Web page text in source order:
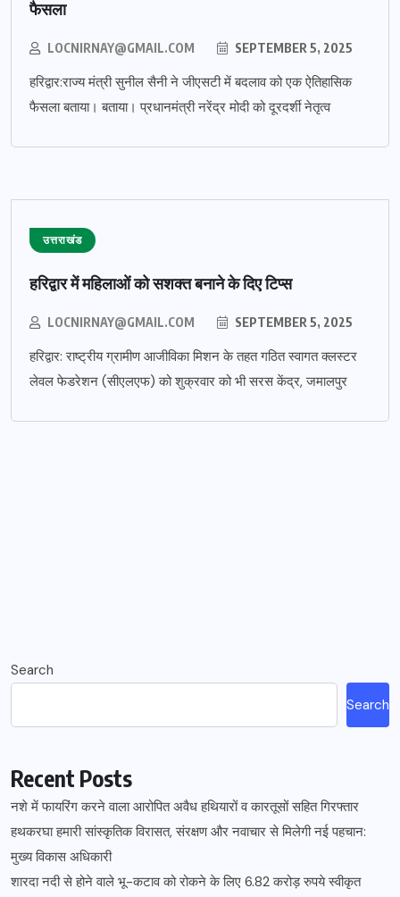
फैसला
LOCNIRNAY@GMAIL.COM SEPTEMBER 5, 2025
हरिद्वार:राज्य मंत्री सुनील सैनी ने जीएसटी में बदलाव को एक ऐतिहासिक
फैसला बताया। बताया। प्रधानमंत्री नरेंद्र मोदी को दूरदर्शी नेतृत्व
उत्तराखंड
हरिद्वार में महिलाओं को सशक्त बनाने के दिए टिप्स
LOCNIRNAY@GMAIL.COM SEPTEMBER 5, 2025
हरिद्वार: राष्ट्रीय ग्रामीण आजीविका मिशन के तहत गठित स्वागत क्लस्टर
लेवल फेडरेशन (सीएलएफ) को शुक्रवार को भी सरस केंद्र, जमालपुर
Search
Search
Recent Posts
नशे में फायरिंग करने वाला आरोपित अवैध हथियारों व कारतूसों सहित गिरफ्तार
हथकरघा हमारी सांस्कृतिक विरासत, संरक्षण और नवाचार से मिलेगी नई पहचान:
मुख्य विकास अधिकारी
शारदा नदी से होने वाले भू-कटाव को रोकने के लिए 6.82 करोड़ रुपये स्वीकृत